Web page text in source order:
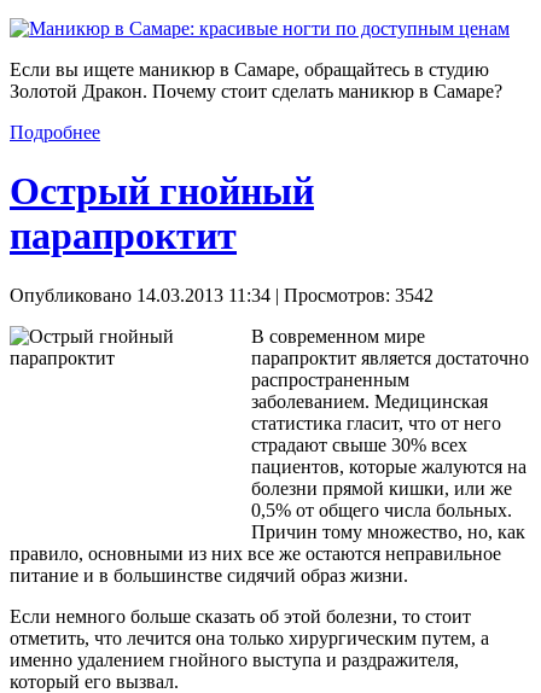
Если вы ищете маникюр в Самаре, обращайтесь в студию
Золотой Дракон. Почему стоит сделать маникюр в Самаре?
Подробнее
Острый гнойный
парапроктит
Опубликовано 14.03.2013 11:34 | Просмотров: 3542
В современном мире
парапроктит является достаточно
распространенным
заболеванием. Медицинская
статистика гласит, что от него
страдают свыше 30% всех
пациентов, которые жалуются на
болезни прямой кишки, или же
0,5% от общего числа больных.
Причин тому множество, но, как
правило, основными из них все же остаются неправильное
питание и в большинстве сидячий образ жизни.
Если немного больше сказать об этой болезни, то стоит
отметить, что лечится она только хирургическим путем, а
именно удалением гнойного выступа и раздражителя,
который его вызвал.